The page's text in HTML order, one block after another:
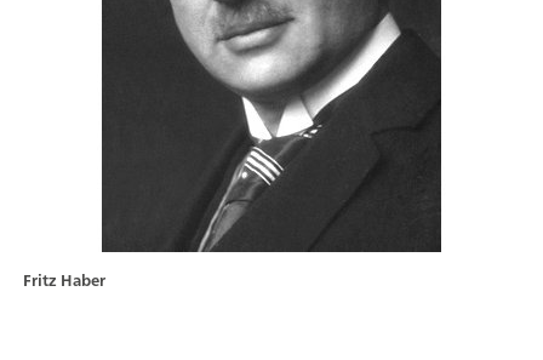
Fritz Haber